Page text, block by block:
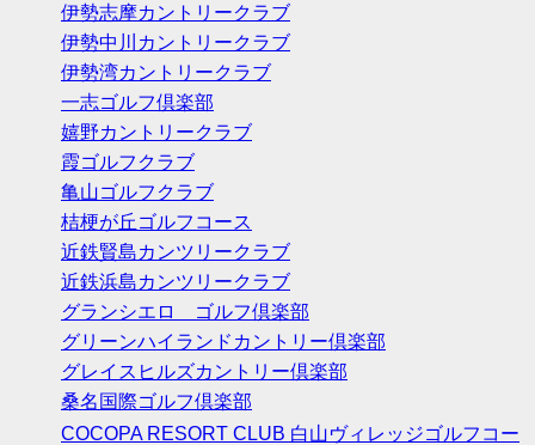
伊勢志摩カントリークラブ
伊勢中川カントリークラブ
伊勢湾カントリークラブ
一志ゴルフ倶楽部
嬉野カントリークラブ
霞ゴルフクラブ
亀山ゴルフクラブ
桔梗が丘ゴルフコース
近鉄賢島カンツリークラブ
近鉄浜島カンツリークラブ
グランシエロ ゴルフ倶楽部
グリーンハイランドカントリー倶楽部
グレイスヒルズカントリー倶楽部
桑名国際ゴルフ倶楽部
COCOPA RESORT CLUB 白山ヴィレッジゴルフコー